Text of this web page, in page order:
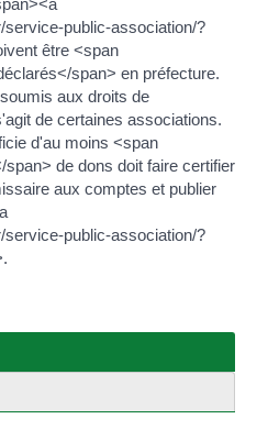
public-association/?
être <span
span> en préfecture.
aux droits de
de certaines associations.
d'au moins <span
de dons doit faire certifier
aux comptes et publier
public-association/?